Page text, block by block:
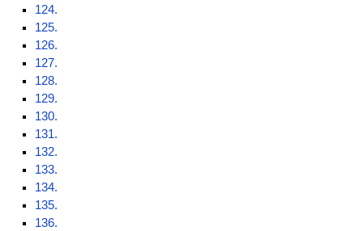
124.
125.
126.
127.
128.
129.
130.
131.
132.
133.
134.
135.
136.